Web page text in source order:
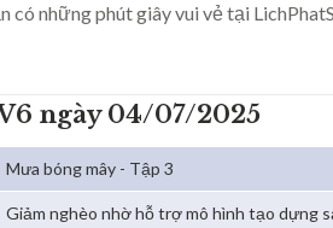
có những phút giây vui vẻ tại
ngày 04/07/2025
Mưa bóng mây - Tập 3
Giảm nghèo nhờ hỗ trợ mô hình tạo dựng